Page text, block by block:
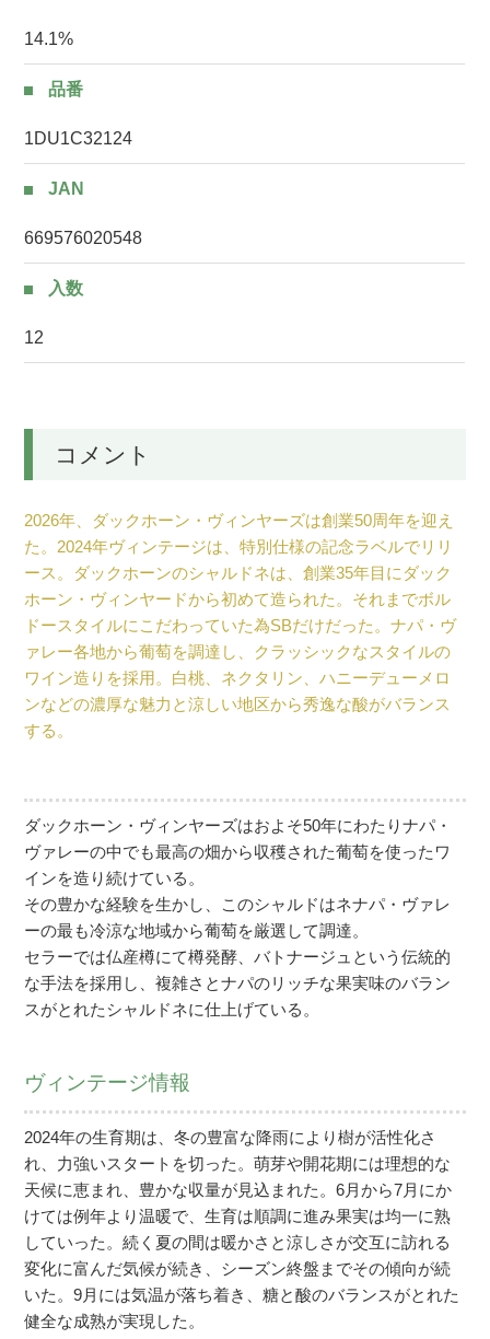
14.1%
品番
1DU1C32124
JAN
669576020548
入数
12
コメント
2026年、ダックホーン・ヴィンヤーズは創業50周年を迎え
た。2024年ヴィンテージは、特別仕様の記念ラベルでリリ
ース。ダックホーンのシャルドネは、創業35年目にダック
ホーン・ヴィンヤードから初めて造られた。それまでボル
ドースタイルにこだわっていた為SBだけだった。ナパ・ヴ
ァレー各地から葡萄を調達し、クラッシックなスタイルの
ワイン造りを採用。白桃、ネクタリン、ハニーデューメロ
ンなどの濃厚な魅力と涼しい地区から秀逸な酸がバランス
する。
ダックホーン・ヴィンヤーズはおよそ50年にわたりナパ・
ヴァレーの中でも最高の畑から収穫された葡萄を使ったワ
インを造り続けている。
その豊かな経験を生かし、このシャルドはネナパ・ヴァレ
ーの最も冷涼な地域から葡萄を厳選して調達。
セラーでは仏産樽にて樽発酵、バトナージュという伝統的
な手法を採用し、複雑さとナパのリッチな果実味のバラン
スがとれたシャルドネに仕上げている。
ヴィンテージ情報
2024年の生育期は、冬の豊富な降雨により樹が活性化さ
れ、力強いスタートを切った。萌芽や開花期には理想的な
天候に恵まれ、豊かな収量が見込まれた。6月から7月にか
けては例年より温暖で、生育は順調に進み果実は均一に熟
していった。続く夏の間は暖かさと涼しさが交互に訪れる
変化に富んだ気候が続き、シーズン終盤までその傾向が続
いた。9月には気温が落ち着き、糖と酸のバランスがとれた
健全な成熟が実現した。